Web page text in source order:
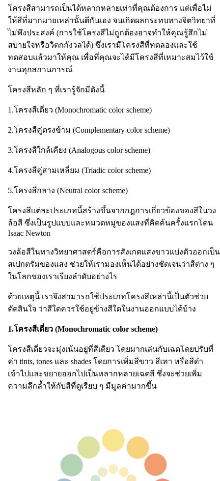
โครงสีสามารถเป็นได้หลากหลายเท่าที่คุณต้องการ แต่เพื่อไม่
ให้สีที่มากมายเหล่านั้นตีกันเอง จนเกิดผลกระทบทางจิตวิทยาที่
ไม่พึงประสงค์ (การใช้โครงสีไม่ถูกต้องอาจทำให้คุณรู้สึกไม่
สบายใจหรือวิตกกังวลได้) ซึ่งเรามีโครงสีที่ทดลองและใช้
ทดสอบแล้วมาให้คุณ เพื่อที่คุณจะได้มีโครงสีที่เหมาะสมไว้ใช้
งานทุกสถานการณ์
โครงสีหลัก ๆ ที่เรารู้จักมีดังนี้
1.โครงสีเดี่ยว (Monochromatic color scheme)
2.โครงสีคู่ตรงข้าม (Complementary color scheme)
3.โครงสีใกล้เคียง (Analogous color scheme)
4.โครงสีคู่สามเหลี่ยม (Triadic color scheme)
5.โครงสีกลาง (Neutral color scheme)
โครงสีแต่ละประเภทนี้สร้างขึ้นจากกฎการเกี่ยวข้องของสีในวง
ล้อสี ซึ่งเป็นรูปแบบและหมวดหมู่ของแสงที่คิดค้นครั้งแรกโดน
Isaac Newton
วงล้อสีในทางวิทยาศาสตร์คือการสังเกตแสงขาวแบ่งตัวออกเป็น
สเปกตรัมของแสง ช่วยให้เรามองเห็นได้อย่างชัดเจนว่าสีต่าง ๆ
ในโลกของเราเรียงลำดับอย่างไร
ด้วยเหตุนี้ เราจึงสามารถใช้ประเภทโครงสีเหล่านี้เป็นตัวช่วย
ตัดสินใจ ว่าสีใดควรใช้อยู่ข้างสีใดในงานออกแบบได้บ้าง
1.โครงสีเดี่ยว (Monochromatic color scheme)
โครงสีเดี่ยวจะมุ่งเน้นอยู่ที่สีเดียว โดยมากเล่นกับเฉดโดยปรับที่
ค่า tints, tones และ shades โดยการเพิ่มสีขาว สีเทา หรือสีดำ
เข้าไปและขยายออกไปเป็นหลากหลายเฉดสี ซึ่งจะช่วยเพิ่ม
ความลึกล้ำให้กับสีที่ดูเรียบ ๆ มีมูลค่ามากขึ้น